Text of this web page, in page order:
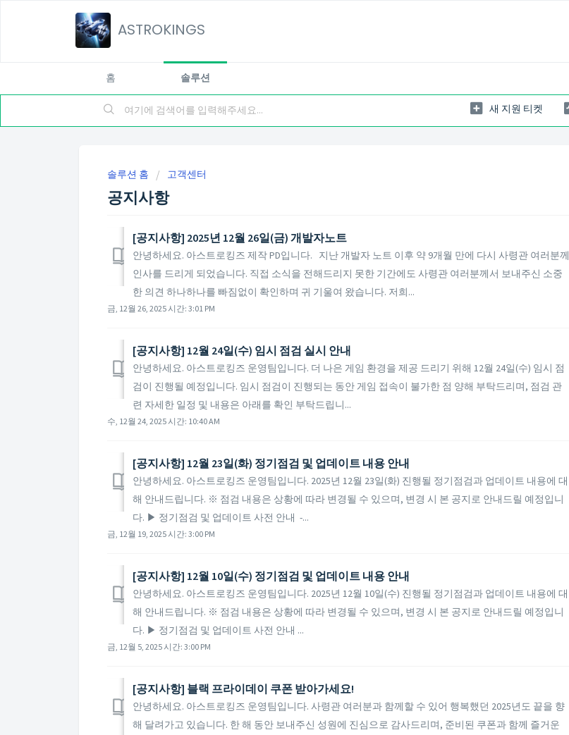
ASTROKINGS
홈 솔루션
새 지원 티켓
솔루션 홈 고객센터
공지사항
[공지사항] 2025년 12월 26일(금) 개발자노트
안녕하세요. 아스트로킹즈 제작 PD입니다. 지난 개발자 노트 이후 약 9개월 만에 다시 사령관 여러분께
인사를 드리게 되었습니다. 직접 소식을 전해드리지 못한 기간에도 사령관 여러분께서 보내주신 소중
한 의견 하나하나를 빠짐없이 확인하며 귀 기울여 왔습니다. 저희...
금, 12월 26, 2025 시간: 3:01 PM
[공지사항] 12월 24일(수) 임시 점검 실시 안내
안녕하세요. 아스트로킹즈 운영팀입니다. 더 나은 게임 환경을 제공 드리기 위해 12월 24일(수) 임시 점
검이 진행될 예정입니다. 임시 점검이 진행되는 동안 게임 접속이 불가한 점 양해 부탁드리며, 점검 관
련 자세한 일정 및 내용은 아래를 확인 부탁드립니...
수, 12월 24, 2025 시간: 10:40 AM
[공지사항] 12월 23일(화) 정기점검 및 업데이트 내용 안내
안녕하세요. 아스트로킹즈 운영팀입니다. 2025년 12월 23일(화) 진행될 정기점검과 업데이트 내용에 대
해 안내드립니다. ※ 점검 내용은 상황에 따라 변경될 수 있으며, 변경 시 본 공지로 안내드릴 예정입니
다. ▶ 정기점검 및 업데이트 사전 안내 -...
금, 12월 19, 2025 시간: 3:00 PM
[공지사항] 12월 10일(수) 정기점검 및 업데이트 내용 안내
안녕하세요. 아스트로킹즈 운영팀입니다. 2025년 12월 10일(수) 진행될 정기점검과 업데이트 내용에 대
해 안내드립니다. ※ 점검 내용은 상황에 따라 변경될 수 있으며, 변경 시 본 공지로 안내드릴 예정입니
다. ▶ 정기점검 및 업데이트 사전 안내 ...
금, 12월 5, 2025 시간: 3:00 PM
[공지사항] 블랙 프라이데이 쿠폰 받아가세요!
안녕하세요. 아스트로킹즈 운영팀입니다. 사령관 여러분과 함께할 수 있어 행복했던 2025년도 끝을 향
해 달려가고 있습니다. 한 해 동안 보내주신 성원에 진심으로 감사드리며, 준비된 쿠폰과 함께 즐거운